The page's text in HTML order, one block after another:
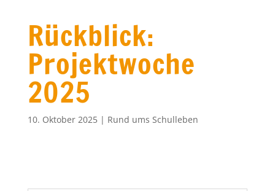
Rückblick:
Projektwoche
2025
10. Oktober 2025| Rund ums Schulleben